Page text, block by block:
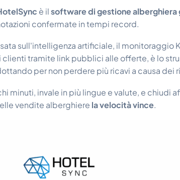
è ilsoftware di gestione alberghiera
confermate in tempi record.
sull'intelligenza artificiale, il monitoraggio
tramite link pubblici alle offerte, è lo
per non perdere più ricavi a causa dei
minuti, invale in più lingue e valute, e chiudi
vendite alberghiere la velocità vince.